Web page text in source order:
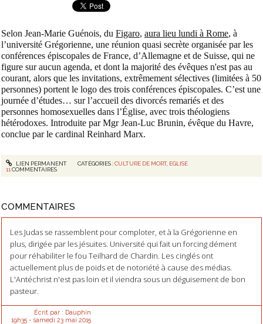
Selon Jean-Marie Guénois, du Figaro, aura lieu lundi à Rome, à
l’université Grégorienne, une réunion quasi secrète organisée par les
conférences épiscopales de France, d’Allemagne et de Suisse, qui ne
figure sur aucun agenda, et dont la majorité des évêques n'est pas au
courant, alors que les invitations, extrêmement sélectives (limitées à 50
personnes) portent le logo des trois conférences épiscopales. C’est une
journée d’études… sur l’accueil des divorcés remariés et des
personnes homosexuelles dans l’Église, avec trois théologiens
hétérodoxes. Introduite par Mgr Jean-Luc Brunin, évêque du Havre,
conclue par le cardinal Reinhard Marx.
LIEN PERMANENT CATÉGORIES :CULTURE DE MORT, EGLISE
11 COMMENTAIRES
COMMENTAIRES
Les Judas se rassemblent pour comploter, et à la Grégorienne en
plus, dirigée par les jésuites. Université qui fait un forcing dément
pour réhabiliter le fou Teilhard de Chardin. Les cinglés ont
actuellement plus de poids et de notoriété à cause des médias.
L'Antéchrist n'est pas loin et il viendra sous un déguisement de bon
pasteur.
Écrit par : Dauphin
19h35- samedi 23 mai 2015